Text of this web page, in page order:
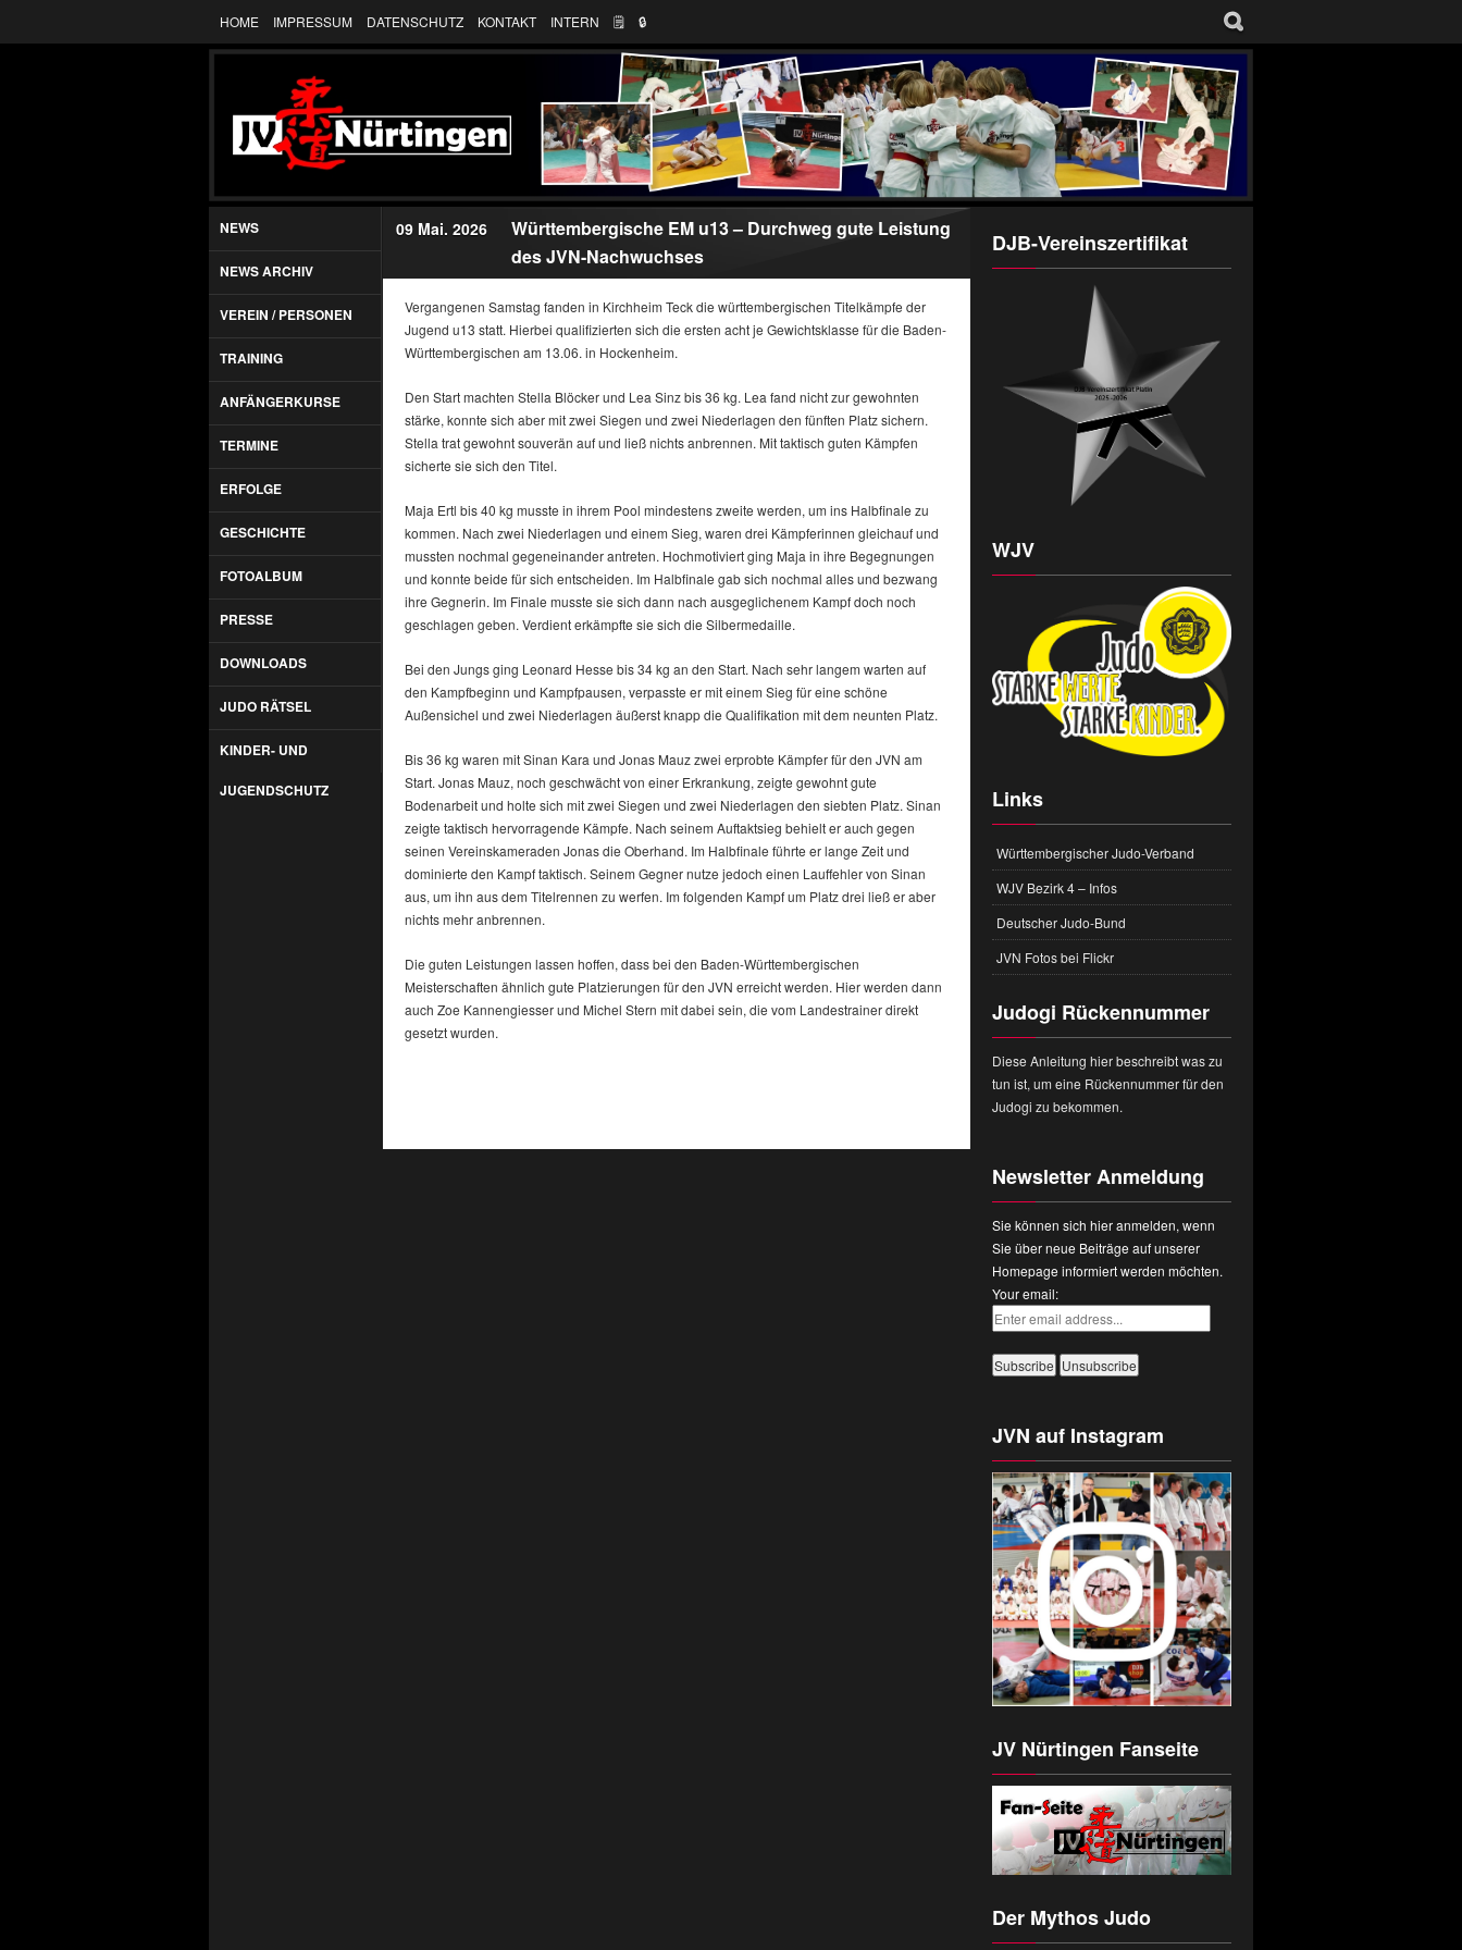
HOME IMPRESSUM DATENSCHUTZ KONTAKT INTERN 🗒 🔒︎
NEWS
NEWS ARCHIV
VEREIN / PERSONEN
TRAINING
ANFÄNGERKURSE
TERMINE
ERFOLGE
GESCHICHTE
FOTOALBUM
PRESSE
DOWNLOADS
JUDO RÄTSEL
KINDER- UND
JUGENDSCHUTZ
09 Mai. 2026
Württembergische EM u13 – Durchweg gute Leistung
des JVN-Nachwuchses
Vergangenen Samstag fanden in Kirchheim Teck die württembergischen Titelkämpfe der
Jugend u13 statt. Hierbei qualifizierten sich die ersten acht je Gewichtsklasse für die Baden-
Württembergischen am 13.06. in Hockenheim.
Den Start machten Stella Blöcker und Lea Sinz bis 36 kg. Lea fand nicht zur gewohnten
stärke, konnte sich aber mit zwei Siegen und zwei Niederlagen den fünften Platz sichern.
Stella trat gewohnt souverän auf und ließ nichts anbrennen. Mit taktisch guten Kämpfen
sicherte sie sich den Titel.
Maja Ertl bis 40 kg musste in ihrem Pool mindestens zweite werden, um ins Halbfinale zu
kommen. Nach zwei Niederlagen und einem Sieg, waren drei Kämpferinnen gleichauf und
mussten nochmal gegeneinander antreten. Hochmotiviert ging Maja in ihre Begegnungen
und konnte beide für sich entscheiden. Im Halbfinale gab sich nochmal alles und bezwang
ihre Gegnerin. Im Finale musste sie sich dann nach ausgeglichenem Kampf doch noch
geschlagen geben. Verdient erkämpfte sie sich die Silbermedaille.
Bei den Jungs ging Leonard Hesse bis 34 kg an den Start. Nach sehr langem warten auf
den Kampfbeginn und Kampfpausen, verpasste er mit einem Sieg für eine schöne
Außensichel und zwei Niederlagen äußerst knapp die Qualifikation mit dem neunten Platz.
Bis 36 kg waren mit Sinan Kara und Jonas Mauz zwei erprobte Kämpfer für den JVN am
Start. Jonas Mauz, noch geschwächt von einer Erkrankung, zeigte gewohnt gute
Bodenarbeit und holte sich mit zwei Siegen und zwei Niederlagen den siebten Platz. Sinan
zeigte taktisch hervorragende Kämpfe. Nach seinem Auftaktsieg behielt er auch gegen
seinen Vereinskameraden Jonas die Oberhand. Im Halbfinale führte er lange Zeit und
dominierte den Kampf taktisch. Seinem Gegner nutze jedoch einen Lauffehler von Sinan
aus, um ihn aus dem Titelrennen zu werfen. Im folgenden Kampf um Platz drei ließ er aber
nichts mehr anbrennen.
Die guten Leistungen lassen hoffen, dass bei den Baden-Württembergischen
Meisterschaften ähnlich gute Platzierungen für den JVN erreicht werden. Hier werden dann
auch Zoe Kannengiesser und Michel Stern mit dabei sein, die vom Landestrainer direkt
gesetzt wurden.
DJB-Vereinszertifikat
WJV
Links
Württembergischer Judo-Verband
WJV Bezirk 4 – Infos
Deutscher Judo-Bund
JVN Fotos bei Flickr
Judogi Rückennummer
Diese Anleitung hier beschreibt was zu
tun ist, um eine Rückennummer für den
Judogi zu bekommen.
Newsletter Anmeldung
Sie können sich hier anmelden, wenn
Sie über neue Beiträge auf unserer
Homepage informiert werden möchten.
Your email:
JVN auf Instagram
JV Nürtingen Fanseite
Der Mythos Judo